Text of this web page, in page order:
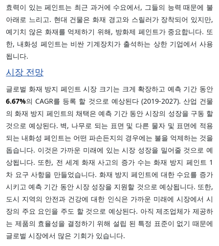
효력이 있는 페인트는 최근 과거에 수요에서, 그들의 능력 때문에 불
아래로 느리고. 현대 건물은 화재 경고와 스릴러가 장착되어 있지만,
예기치 않은 화재를 억제하기 위해, 방화제 페인트가 중요합니다. 또
한, 내화성 페인트는 비싼 기계장치가 출석하는 상한 기업에서 사용
됩니다.
시장 전망
글로벌 화재 방지 페인트 시장 크기는 크게 확장하고 예측 기간 동안
6.67%의 CAGR를 등록 할 것으로 예상된다 (2019-2027). 산업 건물
의 화재 방지 페인트의 채택은 예측 기간 동안 시장의 성장을 구동 할
것으로 예상된다. 벽, 나무로 되는 표면 및 다른 물자 및 표면에 적용
되는 내화성 페인트는 어떤 파손든지의 경우에는 불을 억제하는 것을
돕습니다. 이것은 가까운 미래에 있는 시장 성장을 밀어줄 것으로 예
상됩니다. 또한, 전 세계 화재 사고의 증가 수는 화재 방지 페인트 1
차 요구 사항을 만들었습니다. 화재 방지 페인트에 대한 수요를 증가
시키고 예측 기간 동안 시장 성장을 지원할 것으로 예상됩니다. 또한,
도시 지역의 안전과 건강에 대한 인식은 가까운 미래에 시장에서 시
장의 주요 요인을 주도 할 것으로 예상된다. 아직 제조업체가 제공하
는 제품의 효율성을 결정하기 위해 설립 된 특정 표준이 없기 때문에
글로벌 시장에서 많은 기회가 있습니다.